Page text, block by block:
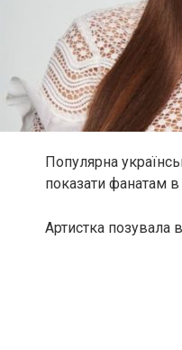
Популярна
показати фанатам
Артистка позувала